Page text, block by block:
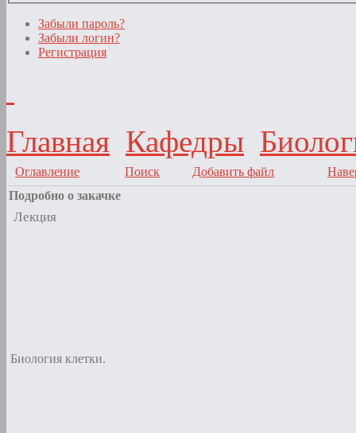
Забыли пароль?
Забыли логин?
Регистрация
Главная Кафедры
Оглавление Поиск Добавить файл
Подробно о закачке
Лекция
Биология клетки.